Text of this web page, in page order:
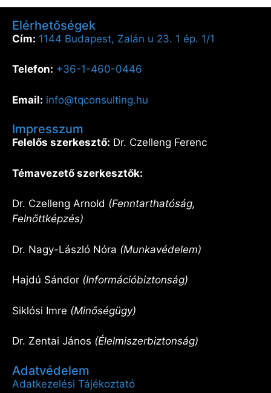
Elérhetőségek
Cím: 1144 Budapest, Zalán u 23. 1 ép. 1/1
Telefon: +36-1-460-0446
Email: info@tqconsulting.hu
Impresszum
Felelős szerkesztő: Dr. Czelleng Ferenc
Témavezető szerkesztők:
Dr. Czelleng Arnold (Fenntarthatóság,
Felnőttképzés)
Dr. Nagy-László Nóra (Munkavédelem)
Hajdú Sándor (Információbiztonság)
Siklósi Imre (Minőségügy)
Dr. Zentai János (Élelmiszerbiztonság)
Adatvédelem
Adatkezelési Tájékoztató